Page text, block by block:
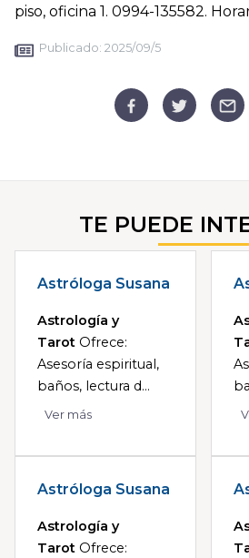
piso, oficina 1. 0994-135582.
Publicado: 2025/09/5
TE PUEDE
Astróloga Susana
Astrología y
Tarot Ofrece:
Asesoría espiritual,
baños, lectura d...
Ver más
Astróloga Susana
Astrología y
Tarot Ofrece: